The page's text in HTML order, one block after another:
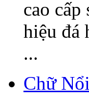
cao
hiệu đá
...
Chữ